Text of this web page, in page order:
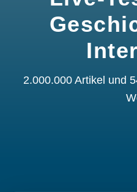
2.000.000 Artikel und